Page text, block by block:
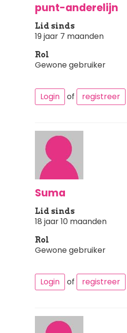
punt-anderelijn
Lid sinds
19 jaar 7 maanden
Rol
Gewone gebruiker
Login of registreer
Suma
Lid sinds
18 jaar 10 maanden
Rol
Gewone gebruiker
Login of registreer